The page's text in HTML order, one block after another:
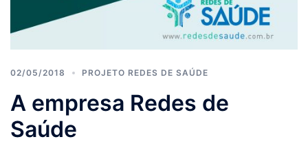
02/05/2018 PROJETO REDES DE SAÚDE
A empresa Redes de
Saúde